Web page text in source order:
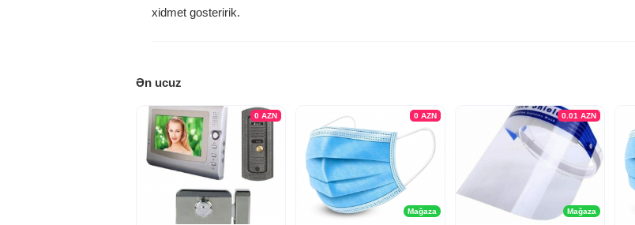
xidmet gosteririk.
Ən ucuz
0 AZN
Mağaza
0 AZN
Mağaza
0.01 AZN